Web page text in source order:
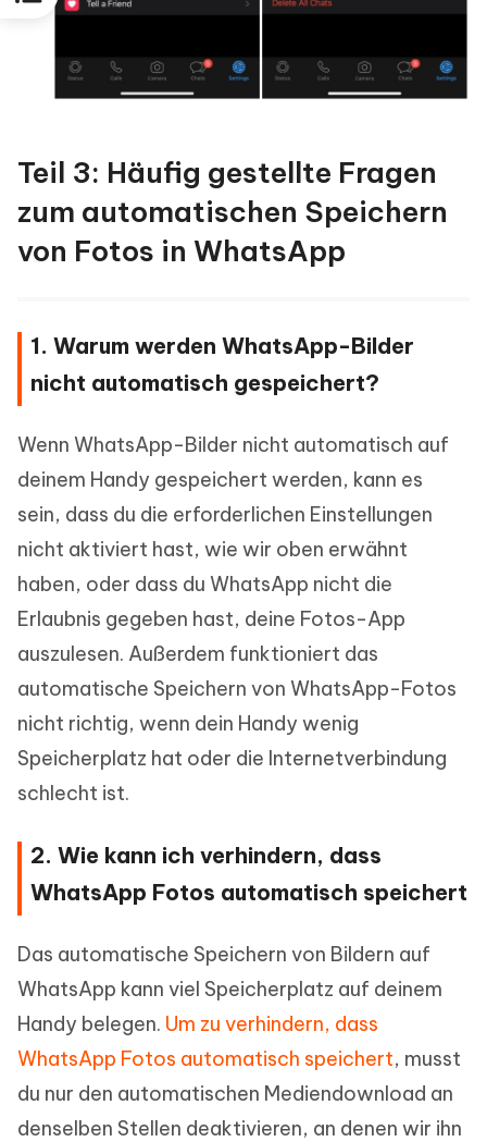
Teil 3: Häufig gestellte Fragen
zum automatischen Speichern
von Fotos in WhatsApp
1. Warum werden WhatsApp-Bilder
nicht automatisch gespeichert?
Wenn WhatsApp-Bilder nicht automatisch auf
deinem Handy gespeichert werden, kann es
sein, dass du die erforderlichen Einstellungen
nicht aktiviert hast, wie wir oben erwähnt
haben, oder dass du WhatsApp nicht die
Erlaubnis gegeben hast, deine Fotos-App
auszulesen. Außerdem funktioniert das
automatische Speichern von WhatsApp-Fotos
nicht richtig, wenn dein Handy wenig
Speicherplatz hat oder die Internetverbindung
schlecht ist.
2. Wie kann ich verhindern, dass
WhatsApp Fotos automatisch speichert
Das automatische Speichern von Bildern auf
WhatsApp kann viel Speicherplatz auf deinem
Handy belegen. Um zu verhindern, dass
WhatsApp Fotos automatisch speichert, musst
du nur den automatischen Mediendownload an
denselben Stellen deaktivieren, an denen wir ihn